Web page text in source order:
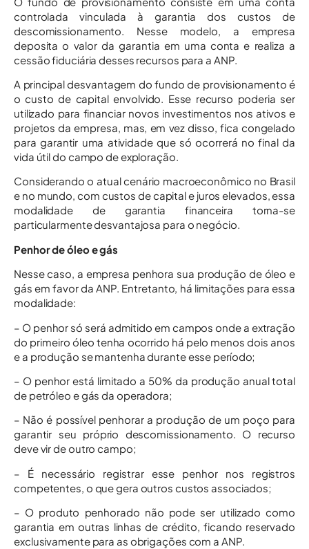
controlada vinculada à garantia dos custos de
descomissionamento. Nesse modelo, a empresa
deposita o valor da garantia em uma conta e realiza a
cessão fiduciária desses recursos para a ANP.
A principal desvantagem do fundo de provisionamento é
o custo de capital envolvido. Esse recurso poderia ser
utilizado para financiar novos investimentos nos ativos e
projetos da empresa, mas, em vez disso, fica congelado
para garantir uma atividade que só ocorrerá no final da
vida útil do campo de exploração.
Considerando o atual cenário macroeconômico no Brasil
e no mundo, com custos de capital e juros elevados, essa
modalidade de garantia financeira torna-se
particularmente desvantajosa para o negócio.
Penhor de óleo e gás
Nesse caso, a empresa penhora sua produção de óleo e
gás em favor da ANP. Entretanto, há limitações para essa
modalidade:
– O penhor só será admitido em campos onde a extração
do primeiro óleo tenha ocorrido há pelo menos dois anos
e a produção se mantenha durante esse período;
– O penhor está limitado a 50% da produção anual total
de petróleo e gás da operadora;
– Não é possível penhorar a produção de um poço para
garantir seu próprio descomissionamento. O recurso
deve vir de outro campo;
– É necessário registrar esse penhor nos registros
competentes, o que gera outros custos associados;
– O produto penhorado não pode ser utilizado como
garantia em outras linhas de crédito, ficando reservado
exclusivamente para as obrigações com a ANP.